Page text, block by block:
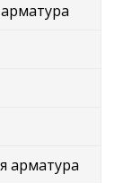
арматура